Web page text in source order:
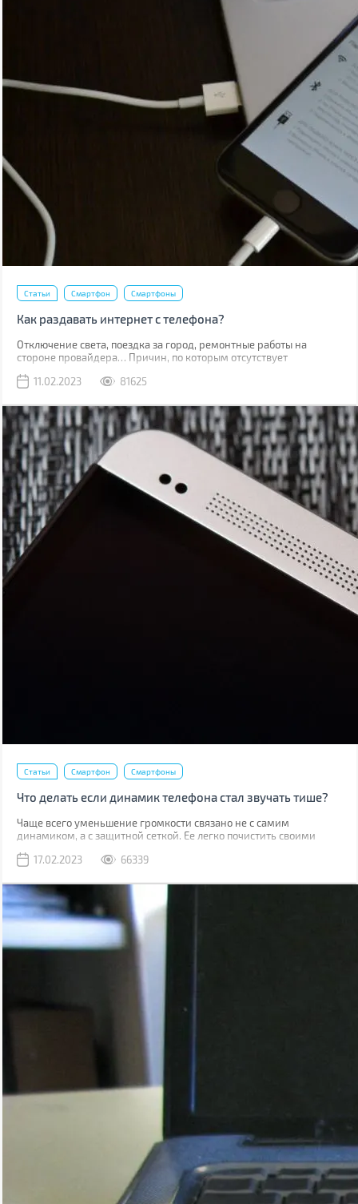
Статьи Смартфон Смартфоны
Как раздавать интернет с телефона?
Отключение света, поездка за город, ремонтные работы на
стороне провайдера… Причин, по которым отсутствует
может выручить мобильная сеть, конечно, если вы находитесь в
11.02.2023 81625
Статьи Смартфон Смартфоны
Что делать если динамик телефона стал звучать тише?
Чаще всего уменьшение громкости связано не с самим
динамиком, а с защитной сеткой. Ее легко почистить своими
необходимое для этого.
17.02.2023 66339